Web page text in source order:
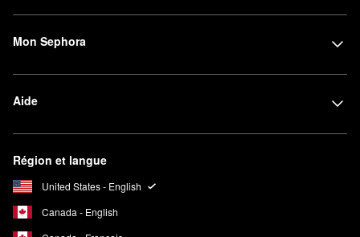
Mon Sephora
Aide
Région et langue
United States - English
Canada - English